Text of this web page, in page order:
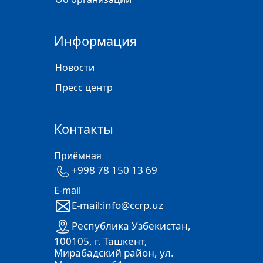
Информация
Новости
Пресс центр
Контакты
Приёмная
+998 78 150 13 69
E-mail
E-mail:info@ccrp.uz
Республика Узбекистан,
100105, г. Ташкент,
Мирабадский район, ул.